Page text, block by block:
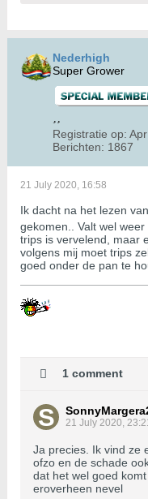
Nederhigh
Super Grower
Registratie op:
Berichten: 1867
21 July 2020, 16:58
Ik dacht na het lezen
gekomen.. Valt wel weer
trips is vervelend, maar
volgens mij moet trips
goed onder de pan te
1 comment
21 July 2020,
Ja precies. Ik vind ze
ofzo en de schade
dat het wel goed
eroverheen nevel